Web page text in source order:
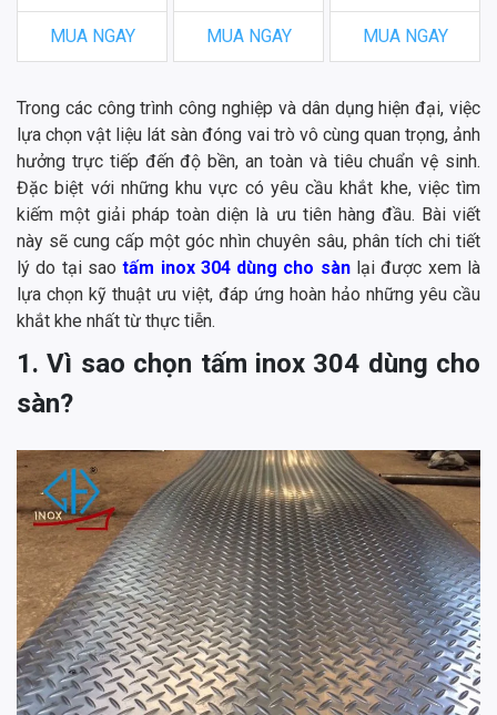
MUA NGAY MUA NGAY MUA NGAY
Trong các công trình công nghiệp và dân dụng hiện đại, việc
lựa chọn vật liệu lát sàn đóng vai trò vô cùng quan trọng, ảnh
hưởng trực tiếp đến độ bền, an toàn và tiêu chuẩn vệ sinh.
Đặc biệt với những khu vực có yêu cầu khắt khe, việc tìm
kiếm một giải pháp toàn diện là ưu tiên hàng đầu. Bài viết
này sẽ cung cấp một góc nhìn chuyên sâu, phân tích chi tiết
lý do tại saotấm inox 304 dùng cho sànlại được xem là
lựa chọn kỹ thuật ưu việt, đáp ứng hoàn hảo những yêu cầu
khắt khe nhất từ thực tiễn.
1. Vì sao chọn tấm inox 304 dùng cho
sàn?